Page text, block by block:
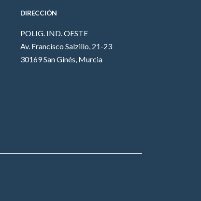
DIRECCIÓN
POLIG. IND. OESTE
Av. Francisco Salzillo, 21-23
30169 San Ginés, Murcia